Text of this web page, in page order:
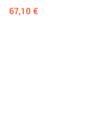
Prezzo
67,10 €